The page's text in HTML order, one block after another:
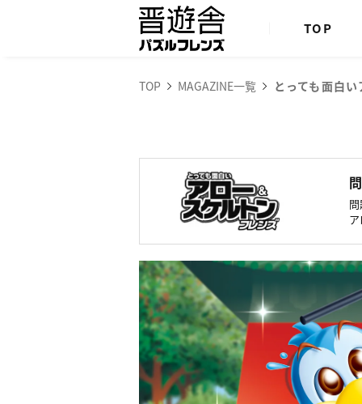
TOP
TOP MAGAZINE一覧 とっても面白い